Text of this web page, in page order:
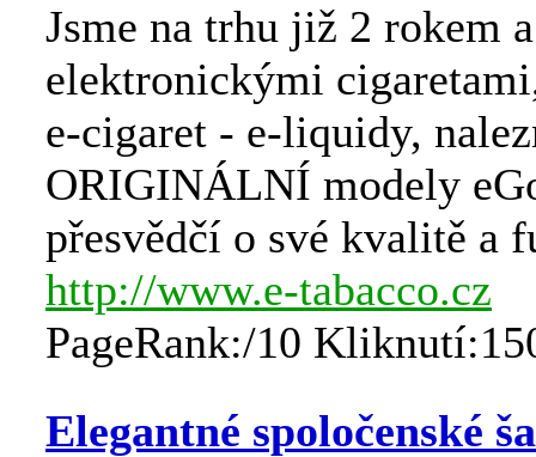
Jsme na trhu již 2 rokem
elektronickými
e-cigaret - e-liquidy,
ORIGINÁLNÍ modely
přesvědčí o své kvalitě a
http://www.e-tabacco.cz
PageRank:/10
Elegantné spoločenské